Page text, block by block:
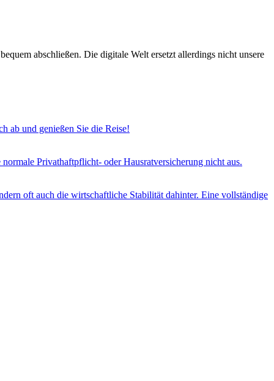
abschließen. Die digitale Welt ersetzt allerdings nicht unsere
ab und genießen Sie die Reise!
Privathaftpflicht- oder Hausratversicherung nicht aus.
oft auch die wirtschaftliche Stabilität dahinter. Eine vollständige